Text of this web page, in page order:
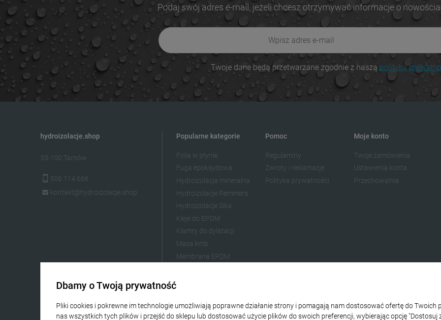
Podaj swój adres e-mail, jeżeli chcesz otrzymywać informacje o
Twoje dane będą przetwarzane zgodnie z naszą polityką
hydroizolacje.shop
33-100 Tarnów
506 114 666
kontakt@hydroizolacje.shop
Popularne kategorie
Folia w płynie
Fuga epoksydowa
Hydroizolacja mineralna
Hydroizolacje Remmers
Hydroizolacje Sika
Kleje do EPDM
Klamry do dylatacji
Masa kmb
Membrana EPDM
Żywica na taras
Pomoc
Regulaminy
Zwroty i reklamacje
Polityka prywatności
Moje konto
Twoje zamówienia
Ustawienia konta
Przechowalnia
Dbamy o Twoją prywatność
Pliki cookies i pokrewne im technologie umożliwiają poprawne działanie strony i pomagają nam dostosować ofertę do
nas wszystkich tych plików i przejść do sklepu lub dostosować użycie plików do swoich preferencji, wybierając opcję "Dostosuj